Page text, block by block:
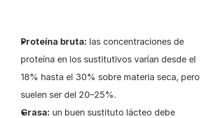
Proteína bruta: las concentraciones de
proteína en los sustitutivos varían desde el
18% hasta el 30% sobre materia seca, pero
suelen ser del 20–25%.
Grasa: un buen sustituto lácteo debe